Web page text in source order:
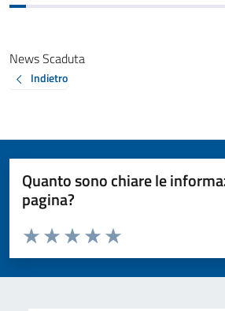
News Scaduta
Indietro
Quanto sono chiare le
pagina?
Valuta da 1 a 5 stelle la pagina
Valuta 5 stelle su 5
Valuta 4 stelle su 5
Valuta 3 stelle su 5
Valuta 2 stelle su 5
Valuta 1 stelle su 5